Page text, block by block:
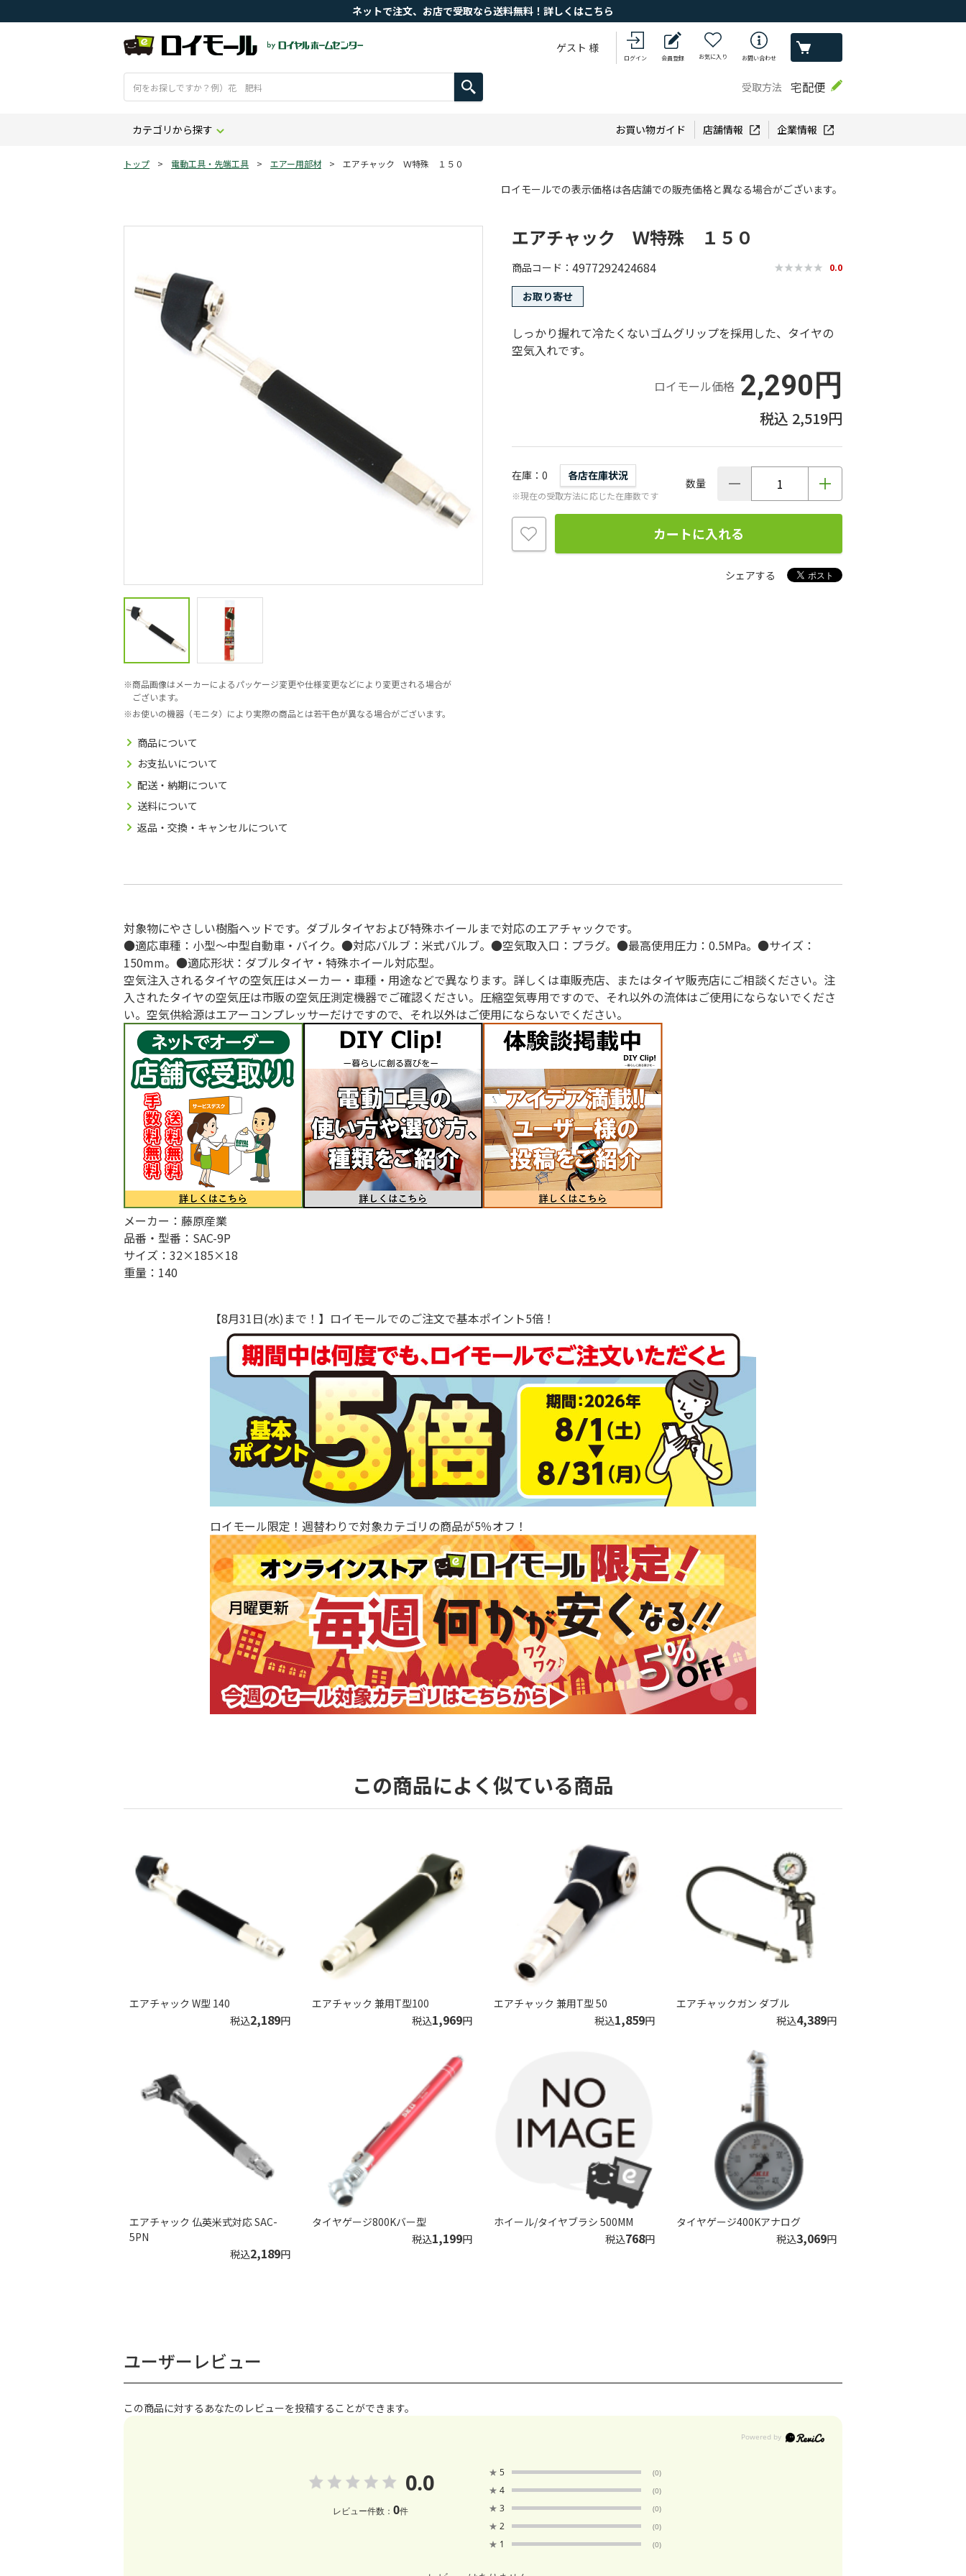
ネットで注文、お店で受取なら送料無料！詳しくはこちら
ゲスト 様
ログイン 会員登録 お気に入り お問い合わせ
受取方法 宅配便
カテゴリから探す お買い物ガイド 店舗情報 企業情報
トップ > 電動工具・先端工具 > エアー用部材 > エアチャック Ｗ特殊 １５０
ロイモールでの表示価格は各店舗での販売価格と異なる場合がございます。
商品画像はメーカーによるパッケージ変更や仕様変更などにより変更される場合が
ございます。
お使いの機器（モニタ）により実際の商品とは若干色が異なる場合がございます。
商品について
お支払いについて
配送・納期について
送料について
返品・交換・キャンセルについて
エアチャック Ｗ特殊 １５０
商品コード 4977292424684 0.0
お取り寄せ
しっかり握れて冷たくないゴムグリップを採用した、タイヤの
空気入れです。
ロイモール価格 2,290円
2,519円
在庫 0 各店在庫状況
※現在の受取方法に応じた在庫数です
数量
カートに入れる
シェアする
対象物にやさしい樹脂ヘッドです。ダブルタイヤおよび特殊ホイールまで対応のエアチャックです。
●適応車種：小型～中型自動車・バイク。●対応バルブ：米式バルブ。●空気取入口：プラグ。●最高使用圧力：0.5MPa。●サイズ：
150mm。●適応形状：ダブルタイヤ・特殊ホイール対応型。
空気注入されるタイヤの空気圧はメーカー・車種・用途などで異なります。詳しくは車販売店、またはタイヤ販売店にご相談ください。注
入されたタイヤの空気圧は市販の空気圧測定機器でご確認ください。圧縮空気専用ですので、それ以外の流体はご使用にならないでくださ
い。空気供給源はエアーコンプレッサーだけですので、それ以外はご使用にならないでください。
メーカー：藤原産業
品番・型番：SAC-9P
サイズ：32×185×18
重量：140
【8月31日(水)まで！】ロイモールでのご注文で基本ポイント5倍！
ロイモール限定！週替わりで対象カテゴリの商品が5％オフ！
この商品によく似ている商品
エアチャック W型 140
税込2,189円
エアチャック 兼用T型100
税込1,969円
エアチャック 兼用T型 50
税込1,859円
エアチャックガン ダブル
税込4,389円
エアチャック 仏英米式対応 SAC-
5PN
税込2,189円
タイヤゲージ800Kバー型
税込1,199円
ホイール/タイヤブラシ 500MM
税込768円
タイヤゲージ400Kアナログ
税込3,069円
ユーザーレビュー
この商品に対するあなたのレビューを投稿することができます。
0.0
レビュー件数： 0件
★ 5 (0)
★ 4 (0)
★ 3 (0)
★ 2 (0)
★ 1 (0)